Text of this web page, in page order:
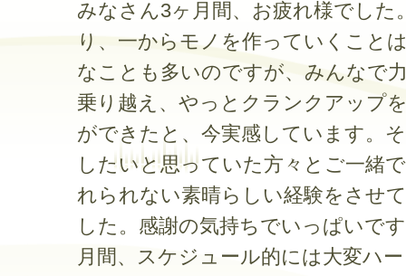
みなさん3ヶ月間、お疲れ様でした
り、一からモノを作っていくこと
なことも多いのですが、みんなで
乗り越え、やっとクランクアップ
ができたと、今実感しています。
したいと思っていた方々とご一緒
れられない素晴らしい経験をさせ
した。感謝の気持ちでいっぱいで
月間、スケジュール的には大変ハ